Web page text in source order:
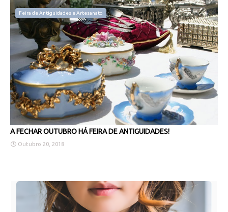
Feira de Antiguidades e Artesanato
A FECHAR OUTUBRO HÁ FEIRA DE ANTIGUIDADES!
Outubro 20, 2018